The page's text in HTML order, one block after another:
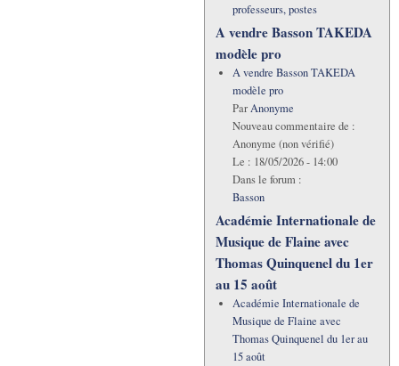
professeurs, postes
A vendre Basson TAKEDA
modèle pro
A vendre Basson TAKEDA
modèle pro
ParAnonyme
Nouveau commentaire de :
Anonyme (non vérifié)
Le : 18/05/2026 - 14:00
Dans le forum :
Basson
Académie Internationale de
Musique de Flaine avec
Thomas Quinquenel du 1er
au 15 août
Académie Internationale de
Musique de Flaine avec
Thomas Quinquenel du 1er au
15 août